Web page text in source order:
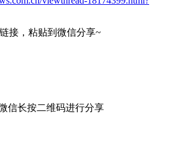
接，粘贴到微信分享~
信长按二维码进行分享